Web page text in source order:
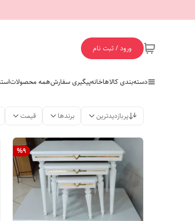
ورود / ثبت نام
دسته‌بندی کالاهاخانهپیگیری سفارشهمه محصولات
پربازدیدترین برندها قیمت
%9